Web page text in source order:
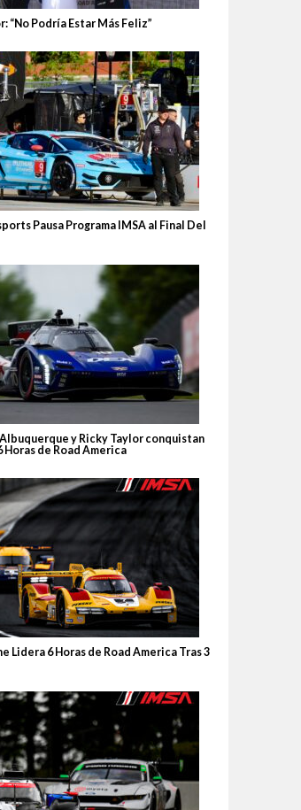
“No Podría Estar Más Feliz”
Pausa Programa IMSA al Final Del
y Ricky Taylor conquistan
Horas de Road America
Lidera 6 Horas de Road America Tras 3